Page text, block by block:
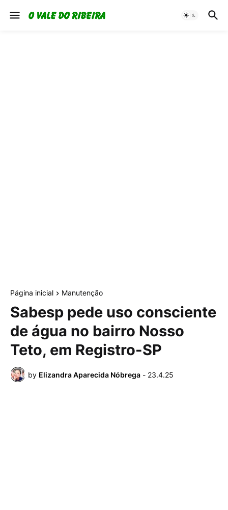
Página inicial Manutenção
Sabesp pede uso consciente
de água no bairro Nosso
Teto, em Registro-SP
by Elizandra Aparecida Nóbrega - 23.4.25